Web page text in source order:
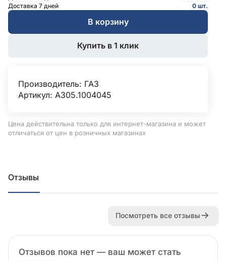
Доставка 7 дней
0 шт.
В корзину
Купить в 1 клик
Производитель: ГАЗ
Артикул: А305.1004045
Цена действительна только для интернет-магазина и может
отличаться от цен в розничных магазинах
Отзывы
Посмотреть все отзывы
Отзывов пока нет — ваш может стать